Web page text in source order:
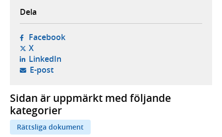
Dela
Facebook- öppnas i ny flik, extern webbplats,
X- öppnas i ny flik, extern webbplats,
LinkedIn- öppnas i ny flik, extern webbplats,
E-post- öppnar din e-postklient,
Sidan är uppmärkt med följande
kategorier
Rättsliga dokument